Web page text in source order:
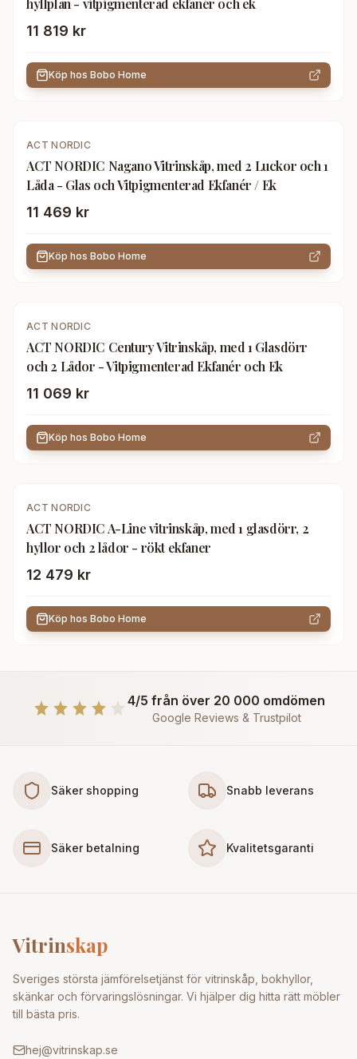
hyllplan - vitpigmenterad ekfanér och ek
11 819 kr
Köp hos Bobo Home
ACT NORDIC
ACT NORDIC Nagano Vitrinskåp, med 2 Luckor och 1
Låda - Glas och Vitpigmenterad Ekfanér / Ek
11 469 kr
Köp hos Bobo Home
ACT NORDIC
ACT NORDIC Century Vitrinskåp, med 1 Glasdörr
och 2 Lådor - Vitpigmenterad Ekfanér och Ek
11 069 kr
Köp hos Bobo Home
ACT NORDIC
ACT NORDIC A-Line vitrinskåp, med 1 glasdörr, 2
hyllor och 2 lådor - rökt ekfaner
12 479 kr
Köp hos Bobo Home
4/5 från över 20 000 omdömen
Google Reviews & Trustpilot
Säker shopping Snabb leverans
Säker betalning Kvalitetsgaranti
Vitrinskap
Sveriges största jämförelsetjänst för vitrinskåp, bokhyllor,
skänkar och förvaringslösningar. Vi hjälper dig hitta rätt möbler
till bästa pris.
hej@vitrinskap.se